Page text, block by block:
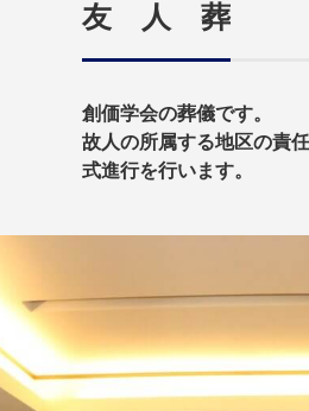
友 人 葬
創価学会の葬儀です。
故人の所属する地区の責
式進行を行います。